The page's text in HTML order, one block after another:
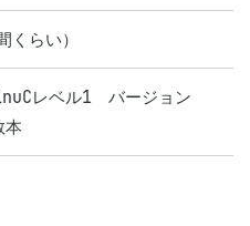
くらい）
レベル1　バージョン
本